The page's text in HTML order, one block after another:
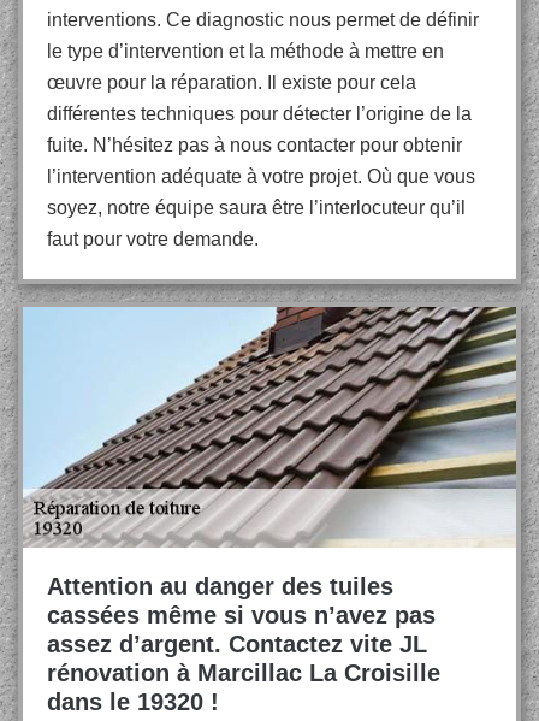
interventions. Ce diagnostic nous permet de définir
le type d’intervention et la méthode à mettre en
œuvre pour la réparation. Il existe pour cela
différentes techniques pour détecter l’origine de la
fuite. N’hésitez pas à nous contacter pour obtenir
l’intervention adéquate à votre projet. Où que vous
soyez, notre équipe saura être l’interlocuteur qu’il
faut pour votre demande.
Attention au danger des tuiles
cassées même si vous n’avez pas
assez d’argent. Contactez vite JL
rénovation à Marcillac La Croisille
dans le 19320 !